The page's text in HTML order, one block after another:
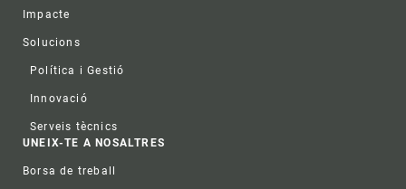
Impacte
Solucions
Política i Gestió
Innovació
Serveis tècnics
UNEIX-TE A NOSALTRES
Borsa de treball